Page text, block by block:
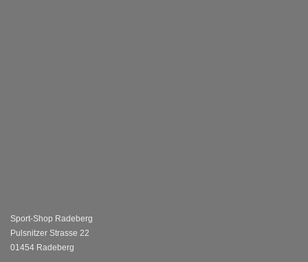
Sport-Shop Radeberg
Pulsnitzer Strasse 22
01454 Radeberg